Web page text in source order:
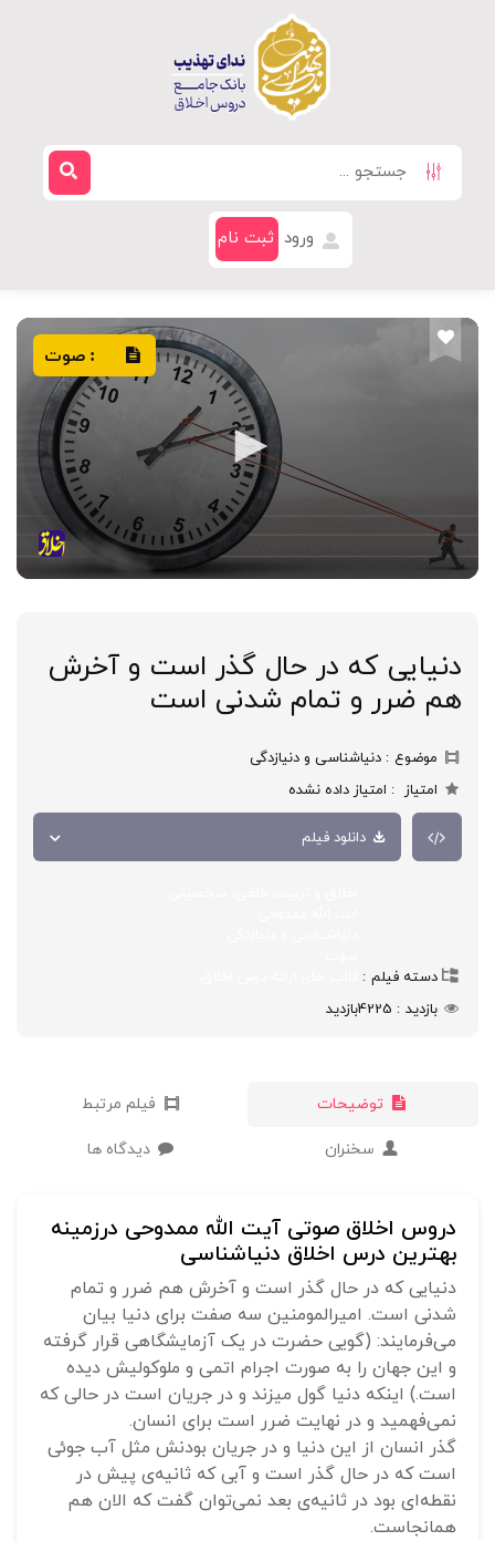
ورود ثبت نام
: صوت
دنیایی که در حال گذر است و آخرش
هم ضرر و تمام شدنی است
موضوع
دنیاشناسی و دنیازدگی
امتیاز
امتیاز داده نشده
دانلود فیلم
دسته فیلم
بازدید
4225بازدید
توضیحات فیلم مرتبط
سخنران دیدگاه ها
دروس اخلاق صوتی آیت الله ممدوحی درزمینه
بهترین درس اخلاق دنیاشناسی
دنیایی که در حال گذر است و آخرش هم ضرر و تمام
شدنی است. امیرالمومنین سه صفت برای دنیا بیان
می‌فرمایند: (گویی حضرت در یک آزمایشگاهی قرار گرفته
و این جهان را به صورت اجرام اتمی و ملوکولیش دیده
است.) اینکه دنیا گول می‎زند و در جریان است در حالی که
نمی‌فهمید و در نهایت ضرر است برای انسان.
گذر انسان از این دنیا و در جریان بودنش مثل آب جوئی
است که در حال گذر است و آبی که ثانیه‌ی پیش در
نقطه‌ای بود در ثانیه‌ی بعد نمی‌توان گفت که الان هم
همانجاست.